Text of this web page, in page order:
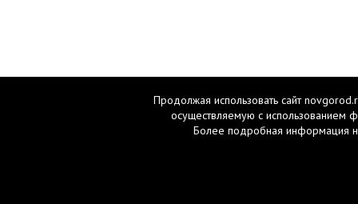
Продолжая использовать сайт
осуществляемую с использованием
Более подробная информация